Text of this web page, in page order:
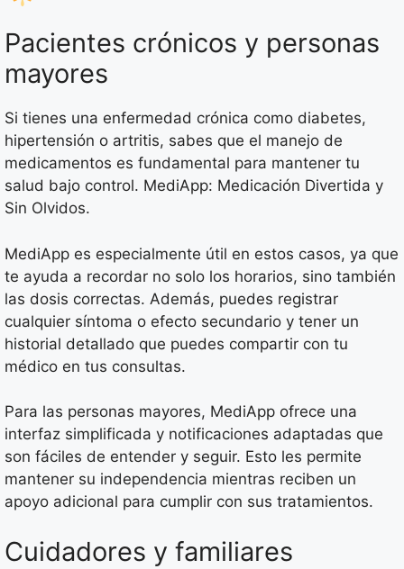
Pacientes crónicos y personas
mayores
Si tienes una enfermedad crónica como diabetes,
hipertensión o artritis, sabes que el manejo de
medicamentos es fundamental para mantener tu
salud bajo control. MediApp: Medicación Divertida y
Sin Olvidos.
MediApp es especialmente útil en estos casos, ya que
te ayuda a recordar no solo los horarios, sino también
las dosis correctas. Además, puedes registrar
cualquier síntoma o efecto secundario y tener un
historial detallado que puedes compartir con tu
médico en tus consultas.
Para las personas mayores, MediApp ofrece una
interfaz simplificada y notificaciones adaptadas que
son fáciles de entender y seguir. Esto les permite
mantener su independencia mientras reciben un
apoyo adicional para cumplir con sus tratamientos.
Cuidadores y familiares